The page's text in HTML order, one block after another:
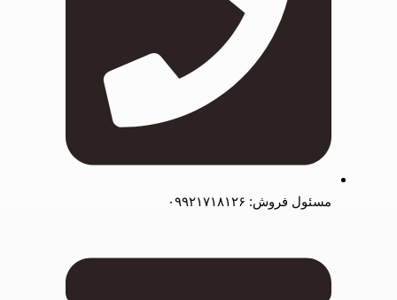
مسئول فروش: ۰۹۹۲۱۷۱۸۱۲۶